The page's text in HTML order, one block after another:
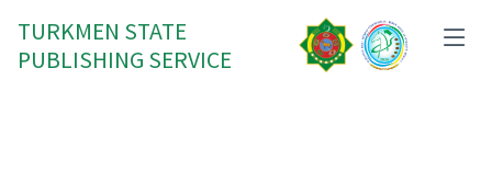
TURKMEN STATE
PUBLISHING SERVICE